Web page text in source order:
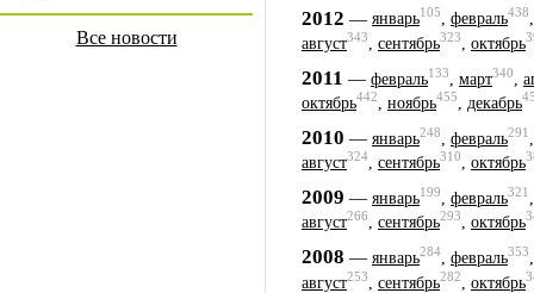
Все новости
2012 — январь105, февраль438
август343, сентябрь323, октябрь
2011 — февраль133 март340
октябрь442, ноябрь455, декабрь
2010 — январь248 февраль291
август324, сентябрь310, октябрь
2009 — январь199 февраль321
август266, сентябрь293, октябрь
2008 — январь284 февраль353
август253 сентябрь282 октябрь